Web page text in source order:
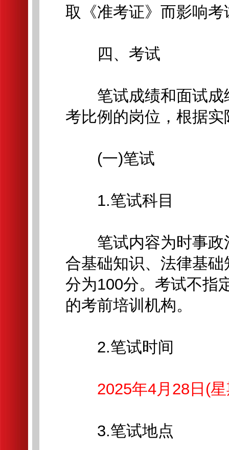
取《准考证》而影响
四、考试
笔试成绩和面试成
考比例的岗位，根据
(一)笔试
1.笔试科目
笔试内容为时事政
合基础知识、法律基
分为100分。考试不指
的考前培训机构。
2.笔试时间
2025年4月28日(
3.笔试地点